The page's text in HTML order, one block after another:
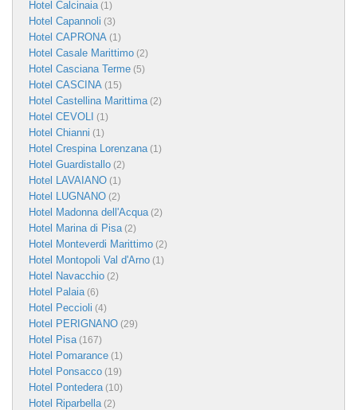
Hotel Calcinaia(1)
Hotel Capannoli (3)
Hotel CAPRONA (1)
Hotel Casale Marittimo (2)
Hotel Casciana Terme (5)
Hotel CASCINA (15)
Hotel Castellina Marittima(2)
Hotel CEVOLI (1)
Hotel Chianni (1)
Hotel Crespina Lorenzana(1)
Hotel Guardistallo (2)
Hotel LAVAIANO (1)
Hotel LUGNANO (2)
Hotel Madonna dell'Acqua(2)
Hotel Marina di Pisa(2)
Hotel Monteverdi Marittimo (2)
Hotel Montopoli Val d'Arno (1)
Hotel Navacchio (2)
Hotel Palaia(6)
Hotel Peccioli (4)
Hotel PERIGNANO (29)
Hotel Pisa(167)
Hotel Pomarance (1)
Hotel Ponsacco (19)
Hotel Pontedera(10)
Hotel Riparbella(2)